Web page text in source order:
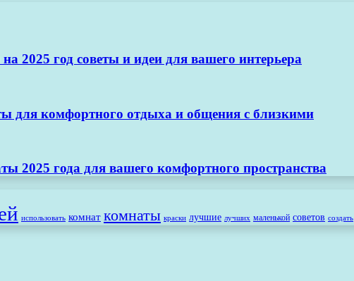
2025 год советы и идеи для вашего интерьера
для комфортного отдыха и общения с близкими
2025 года для вашего комфортного пространства
использовать комнат комнаты краски лучшие лучших маленькой советов создать